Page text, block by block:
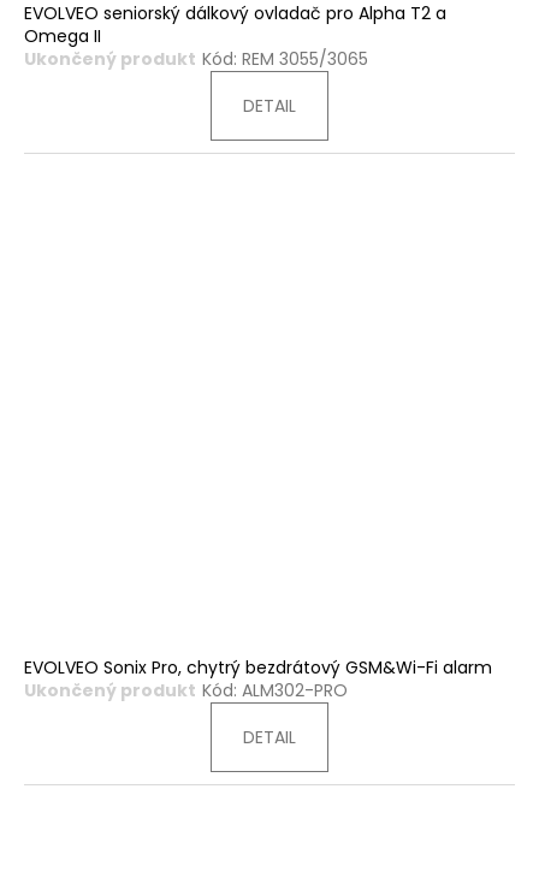
EVOLVEO seniorský dálkový ovladač pro Alpha T2 a
Omega II
Ukončený produkt Kód: REM 3055/3065
DETAIL
EVOLVEO Sonix Pro, chytrý bezdrátový GSM&Wi-Fi alarm
Ukončený produkt Kód: ALM302-PRO
DETAIL